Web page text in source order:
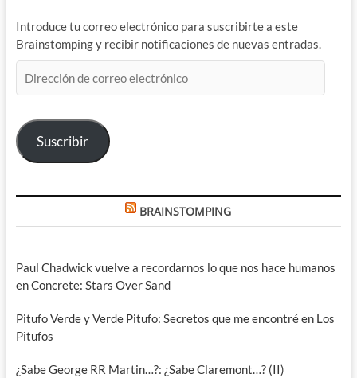
Introduce tu correo electrónico para suscribirte a este
Brainstomping y recibir notificaciones de nuevas entradas.
de
electrónico
Suscribir
BRAINSTOMPING
Paul Chadwick vuelve a recordarnos lo que nos hace humanos
en Concrete: Stars Over Sand
Pitufo Verde y Verde Pitufo: Secretos que me encontré en Los
Pitufos
¿Sabe George RR Martin…?: ¿Sabe Claremont…? (II)